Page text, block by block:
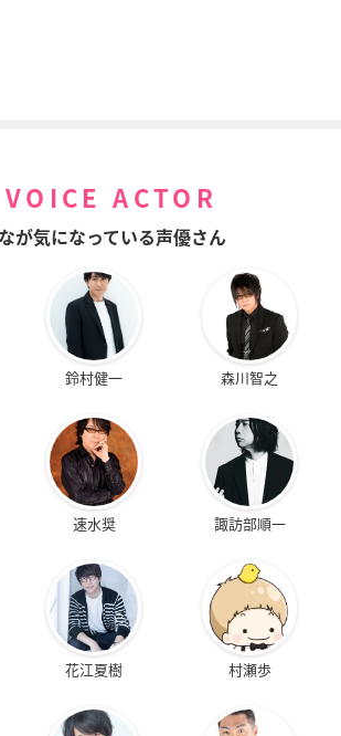
VOICE ACTOR
が気になっている声優さん
鈴村健一 森川智之
速水奨 諏訪部順一
花江夏樹 村瀬歩